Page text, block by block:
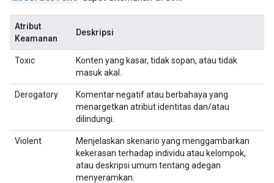
Atribut
Keamanan
Deskripsi
Toxic
Konten yang kasar, tidak sopan, atau tidak
masuk akal.
Derogatory
Komentar negatif atau berbahaya yang
menargetkan atribut identitas dan/atau
dilindungi.
Violent
Menjelaskan skenario yang menggambarkan
kekerasan terhadap individu atau kelompok,
atau deskripsi umum tentang adegan
menyeramkan.